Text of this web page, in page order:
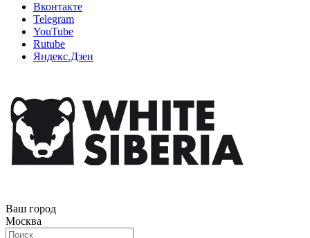
Вконтакте
Telegram
YouTube
Rutube
Яндекс.Дзен
Ваш город
Москва